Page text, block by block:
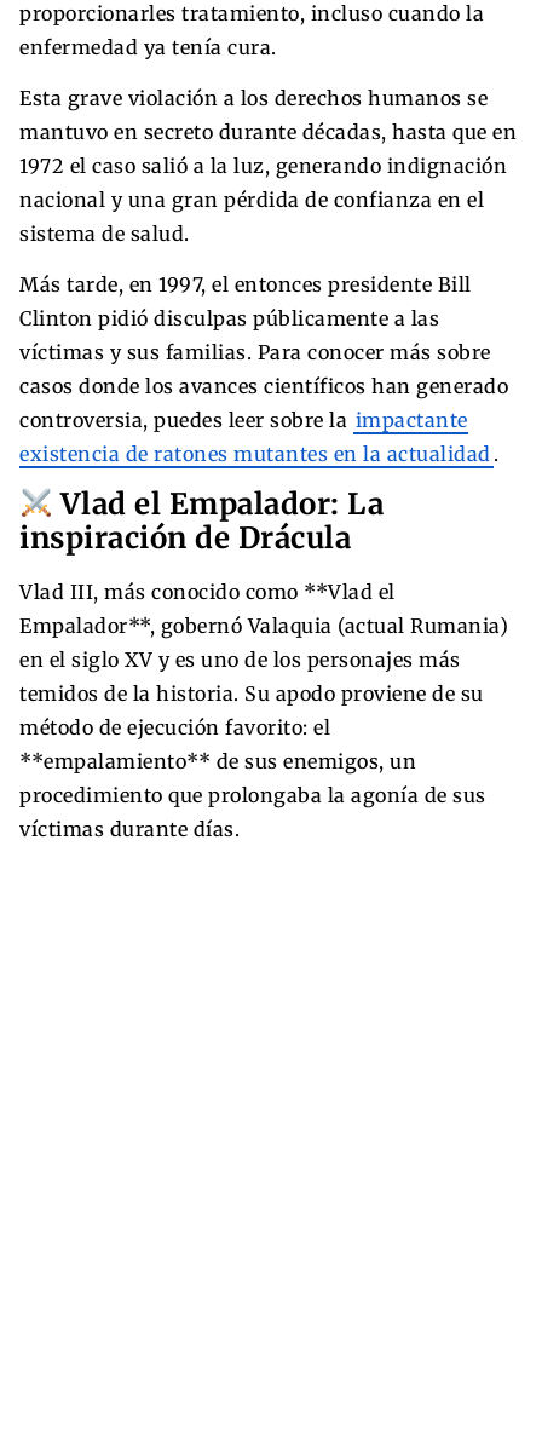
proporcionarles tratamiento, incluso cuando la
enfermedad ya tenía cura.
Esta grave violación a los derechos humanos se
mantuvo en secreto durante décadas, hasta que en
1972 el caso salió a la luz, generando indignación
nacional y una gran pérdida de confianza en el
sistema de salud.
Más tarde, en 1997, el entonces presidente Bill
Clinton pidió disculpas públicamente a las
víctimas y sus familias. Para conocer más sobre
casos donde los avances científicos han generado
controversia, puedes leer sobre la impactante
existencia de ratones mutantes en la actualidad .
Vlad el Empalador: La
inspiración de Drácula
Vlad III, más conocido como **Vlad el
Empalador**, gobernó Valaquia (actual Rumania)
en el siglo XV y es uno de los personajes más
temidos de la historia. Su apodo proviene de su
método de ejecución favorito: el
**empalamiento** de sus enemigos, un
procedimiento que prolongaba la agonía de sus
víctimas durante días.